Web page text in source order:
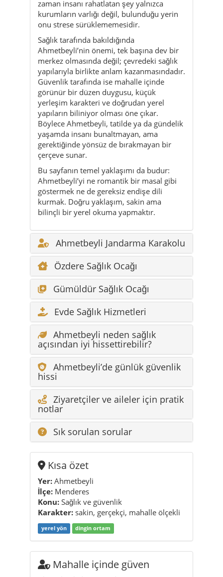
merkez olmasında değil; çevredeki sağlık
yapılarıyla birlikte anlam kazanmasındadır.
Güvenlik tarafında ise mahalle içinde
görünür bir düzen duygusu, küçük
yerleşim karakteri ve doğrudan yerel
yapıların biliniyor olması öne çıkar.
Böylece Ahmetbeyli, tatilde ya da gündelik
yaşamda insanı bunaltmayan, ama
gerektiğinde yönsüz de bırakmayan bir
çerçeve sunar.
Bu sayfanın temel yaklaşımı da budur:
Ahmetbeyli’yi ne romantik bir masal gibi
göstermek ne de gereksiz endişe dili
kurmak. Doğru yaklaşım, sakin ama
bilinçli bir yerel okuma yapmaktır.
Ahmetbeyli Jandarma Karakolu
Özdere Sağlık Ocağı
Gümüldür Sağlık Ocağı
Evde Sağlık Hizmetleri
Ahmetbeyli neden sağlık
açısından iyi hissettirebilir?
Ahmetbeyli’de günlük güvenlik
hissi
Ziyaretçiler ve aileler için pratik
notlar
Sık sorulan sorular
Kısa özet
Yer:
Ahmetbeyli
İlçe:Menderes
Konu:Sağlık ve güvenlik
Karakter:sakin, gerçekçi, mahalle ölçekli
yerel yön dingin ortam
Mahalle içinde güven
Ahmetbeyli’de güven duygusunu
güçlendiren en önemli somut başlıklardan
biri jandarma varlığıdır. Bu, küçük bir sahil
mahallesi için ciddi bir güven unsuru
oluşturur.